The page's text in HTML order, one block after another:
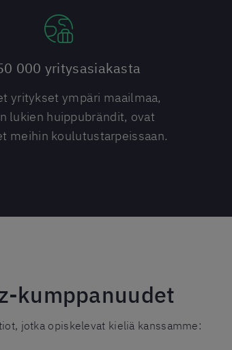
000 yritysasiakasta
yritykset ympäri maailmaa,
lukien huippubrändit, ovat
meihin koulutustarpeissaan.
kumppanuudet
jotka opiskelevat kieliä kanssamme: